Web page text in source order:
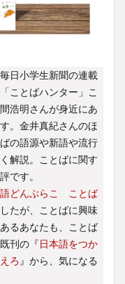
日小学生新聞の連載
ことばハンター」こ
浩明さんが身近にあ
。金井真紀さんのほ
の語源や新語や流行
解説。ことばに関す
です。
語どんぶらこ ことば
たが、ことばに興味
るあなたも、ことば
刊の『日本語をつか
ろ 』から、気になる